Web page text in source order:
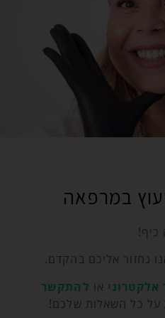
במרפאה
כיף!
נחזור אליכם בהקדם.
אלקטרוני או להתקשר
על כל השאלות שלכם!